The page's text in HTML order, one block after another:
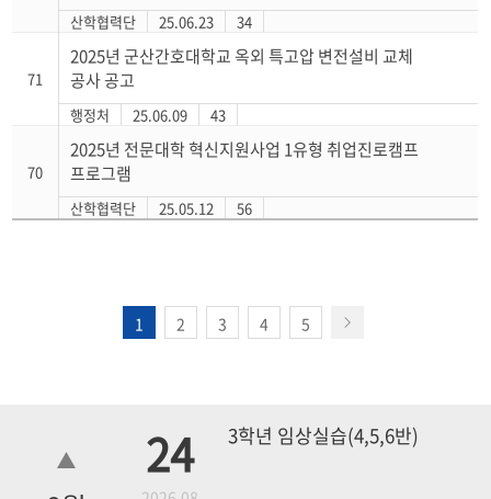
산학협력단 25.06.23 34
71
2025년 군산간호대학교 옥외 특고압 변전설비 교체
공사 공고
행정처 25.06.09 43
70
2025년 전문대학 혁신지원사업 1유형 취업진로캠프
프로그램
산학협력단 25.05.12 56
1 2 3 4 5
24 3학년 임상실습(4,5,6반)